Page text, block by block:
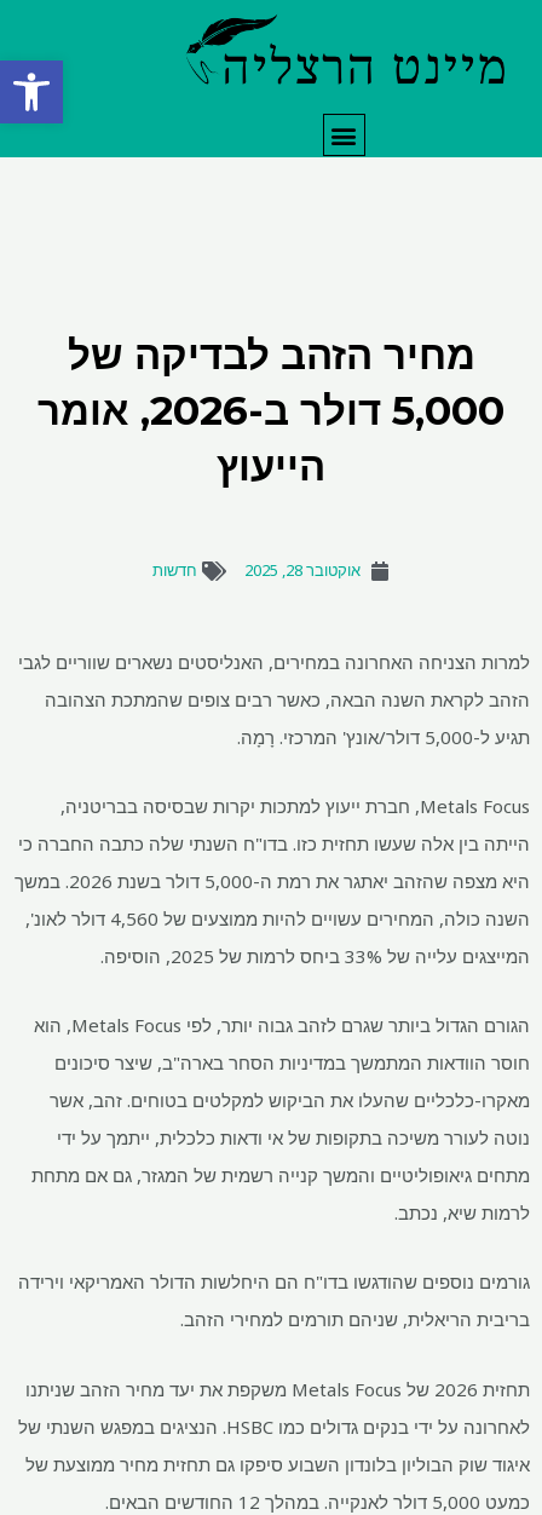
פתח
תפריט
מחיר הזהב לבדיקה של
5,000 דולר ב-2026, אומר
הייעוץ
אוקטובר 28, 2025 חדשות
למרות הצניחה האחרונה במחירים, האנליסטים נשארים שווריים לגבי
הזהב לקראת השנה הבאה, כאשר רבים צופים שהמתכת הצהובה
תגיע ל-5,000 דולר/אונץ' המרכזי. רָמָה.
Metals Focus, חברת ייעוץ למתכות יקרות שבסיסה בבריטניה,
הייתה בין אלה שעשו תחזית כזו. בדו"ח השנתי שלה כתבה החברה כי
היא מצפה שהזהב יאתגר את רמת ה-5,000 דולר בשנת 2026. במשך
השנה כולה, המחירים עשויים להיות ממוצעים של 4,560 דולר לאונ',
המייצגים עלייה של 33% ביחס לרמות של 2025, הוסיפה.
הגורם הגדול ביותר שגרם לזהב גבוה יותר, לפי Metals Focus, הוא
חוסר הוודאות המתמשך במדיניות הסחר בארה"ב, שיצר סיכונים
מאקרו-כלכליים שהעלו את הביקוש למקלטים בטוחים. זהב, אשר
נוטה לעורר משיכה בתקופות של אי ודאות כלכלית, ייתמך על ידי
מתחים גיאופוליטיים והמשך קנייה רשמית של המגזר, גם אם מתחת
לרמות שיא, נכתב.
גורמים נוספים שהודגשו בדו"ח הם היחלשות הדולר האמריקאי וירידה
בריבית הריאלית, שניהם תורמים למחירי הזהב.
תחזית 2026 של Metals Focus משקפת את יעד מחיר הזהב שניתנו
לאחרונה על ידי בנקים גדולים כמו HSBC. הנציגים במפגש השנתי של
איגוד שוק הבוליון בלונדון השבוע סיפקו גם תחזית מחיר ממוצעת של
כמעט 5,000 דולר לאנקייה. במהלך 12 החודשים הבאים.